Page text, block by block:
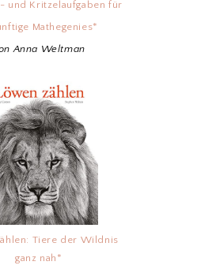
und Kritzelaufgaben für
Mathegenies*
Anna Weltman
Tiere der Wildnis
ganz nah*